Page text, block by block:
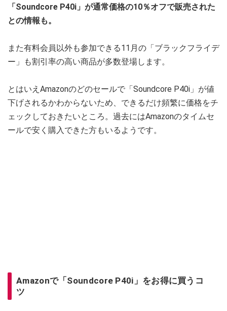
「Soundcore P40i」が通常価格の10％オフで販売された
との情報も。
また有料会員以外も参加できる11月の「ブラックフライデ
ー」も割引率の高い商品が多数登場します。
とはいえAmazonのどのセールで「Soundcore P40i」が値
下げされるかわからないため、できるだけ頻繁に価格をチ
ェックしておきたいところ。過去にはAmazonのタイムセ
ールで安く購入できた方もいるようです。
Amazonで「Soundcore P40i」をお得に買うコ
ツ